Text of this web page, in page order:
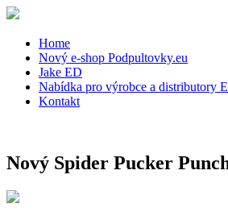
Home
Nový e-shop Podpultovky.eu
Jake ED
Nabídka pro výrobce a distributory
Kontakt
Nový Spider Pucker